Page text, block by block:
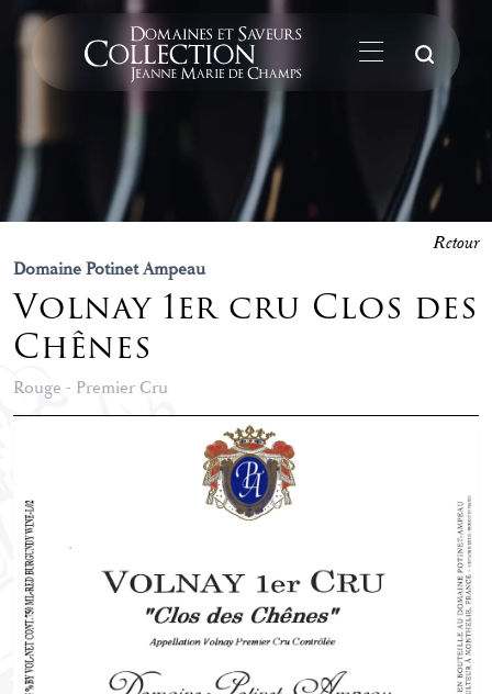
Domaine Potinet Ampeau
Volnay 1er cru Clos des
Chênes
Rouge - Premier Cru
Retour